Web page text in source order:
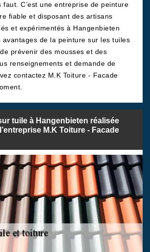
faut. C’est une entreprise de peinture
fiable et disposant des artisans
et expérimentés à Hangenbieten
avantages de la peinture sur les tuiles
prévenir des mousses et des
renseignements et demande de
contactez M.K Toiture - Facade
tuile à Hangenbieten réalisée
M.K Toiture - Facade